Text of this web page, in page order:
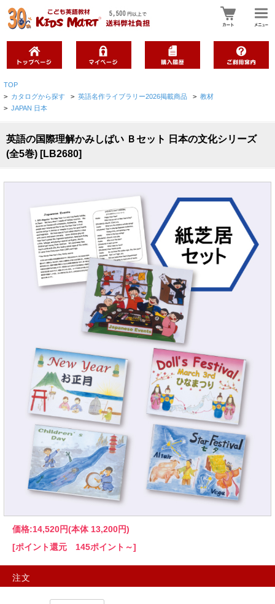
TOP
> カタログから探す > 英語名作ライブラリー2026掲載商品 > 教材
> JAPAN 日本
英語の国際理解かみしばい Ｂセット 日本の文化シリーズ
(全5巻) [LB2680]
価格:14,520円(本体 13,200円)
[ポイント還元 145ポイント～]
注文